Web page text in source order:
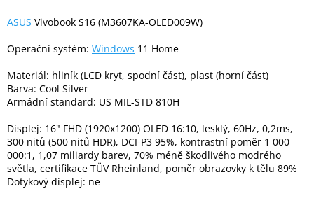
Black
Friday
VÝPRODEJ
Akční
zboží
TONERY
A
CARTRIDGE
ASUS Vivobook S16 (M3607KA-OLED009W)
Operační systém: Windows 11 Home
Materiál: hliník (LCD kryt, spodní část), plast (horní část)
Barva: Cool Silver
Armádní standard: US MIL-STD 810H
Displej: 16" FHD (1920x1200) OLED 16:10, lesklý, 60Hz, 0,2ms,
300 nitů (500 nitů HDR), DCI-P3 95%, kontrastní poměr 1 000
000:1, 1,07 miliardy barev, 70% méně škodlivého modrého
světla, certifikace TÜV Rheinland, poměr obrazovky k tělu 89%
Dotykový displej: ne